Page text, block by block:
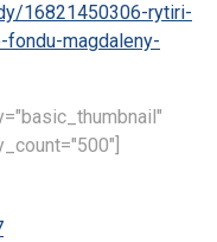
16821450306-rytiri-
fondu-magdaleny-